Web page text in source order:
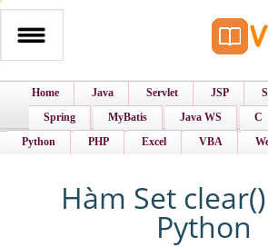
Home Java Servlet JSP
Spring
MyBatis Java WS C
Python
PHP Excel VBA
Hàm Set
Python